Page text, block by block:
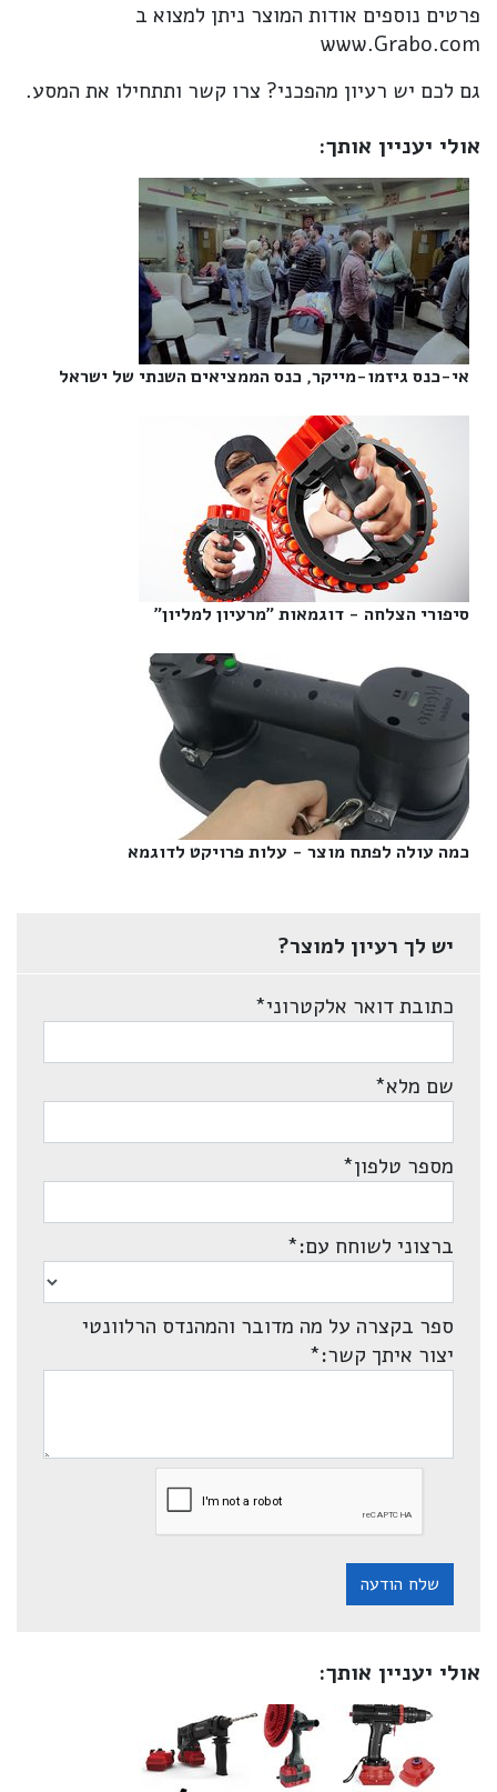
פרטים נוספים אודות המוצר ניתן למצוא ב
www.Grabo.com
גם לכם יש רעיון מהפכני? צרו קשר ותתחילו את המסע.
אולי יעניין אותך:
אי-כנס גיזמו-מייקר, כנס הממציאים השנתי של ישראל‎
סיפורי הצלחה - דוגמאות "מרעיון למליון"‎
כמה עולה לפתח מוצר - עלות פרויקט לדוגמא‎
יש לך רעיון למוצר?
כתובת דואר אלקטרוני*
שם מלא*
מספר טלפון*
ברצוני לשוחח עם:*
ספר בקצרה על מה מדובר והמהנדס הרלוונטי
יצור איתך קשר:*
שלח הודעה
אולי יעניין אותך: